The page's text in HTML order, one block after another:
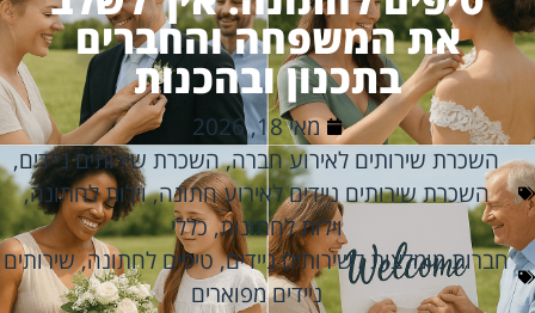
את המשפחה והחברים
בתכנון ובהכנות
מאי 18, 2026
השכרת שירותים לאירוע חברה,השכרת שירותים ניידים,
השכרת שירותים ניידים לאירוע חתונה,וילות לחתונה,
וילות לחתונות, כללי
חברות מומלצות לשירותים ניידים,טיפים לחתונה,שירותים
ניידים מפוארים